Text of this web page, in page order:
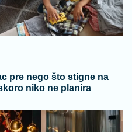
pre nego što stigne na
niko ne planira